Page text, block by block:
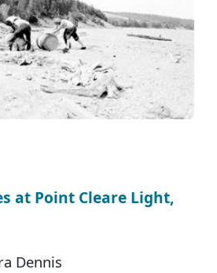
at Point Cleare Light,
Dennis